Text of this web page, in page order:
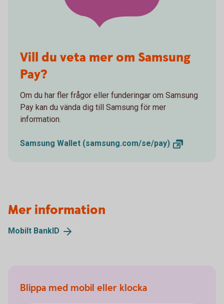
Vill du veta mer om Samsung
Pay?
Om du har fler frågor eller funderingar om Samsung
Pay kan du vända dig till Samsung för mer
information.
Samsung Wallet (samsung.com/se/pay)
Mer information
Mobilt BankID
Blippa med mobil eller klocka